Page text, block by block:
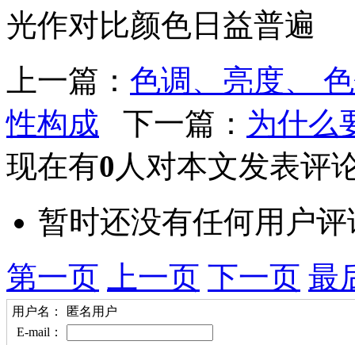
光作对比颜色日益普遍
上一篇： 色调、亮度、
性构成 下一篇： 为什么
现在有0 人对本文发表评
暂时还没有任何用户评
第一页
上一页 下一页 最
用户名：
匿名用户
E-mail：